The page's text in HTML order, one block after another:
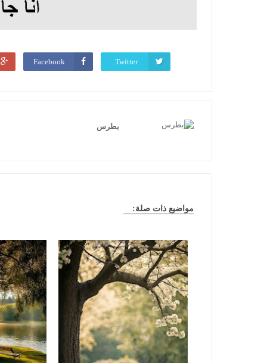
Twitter
Facebook
بطرس
مواضيع ذات صلة: